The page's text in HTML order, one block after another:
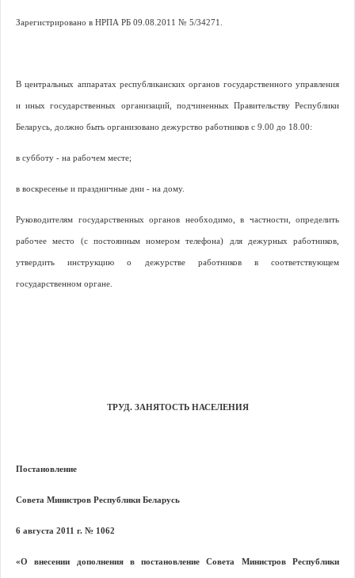
Зарегистрировано в НРПА РБ 09.08.2011 № 5/34271.
В центральных аппаратах республиканских органов государственного управления
и иных государственных организаций, подчиненных Правительству Республики
Беларусь, должно быть организовано дежурство работников с 9.00 до 18.00:
в субботу - на рабочем месте;
в воскресенье и праздничные дни - на дому.
Руководителям государственных органов необходимо, в частности, определить
рабочее место (с постоянным номером телефона) для дежурных работников,
утвердить инструкцию о дежурстве работников в соответствующем
государственном органе.
ТРУД. ЗАНЯТОСТЬ НАСЕЛЕНИЯ
Постановление
Совета Министров Республики Беларусь
6 августа 2011 г. № 1062
«О внесении дополнения в постановление Совета Министров Республики